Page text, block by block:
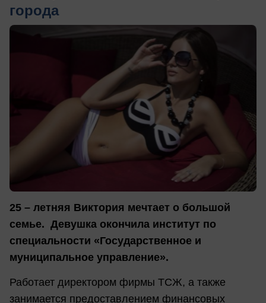
города
25 – летняя Виктория мечтает о большой
семье. Девушка окончила институт по
специальности «Государственное и
муниципальное управление».
Работает директором фирмы ТСЖ, а также
занимается предоставлением финансовых